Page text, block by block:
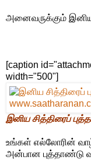
அனைவருக்கும் இனிய
[caption
width="500"]
இனிய சித்திரைப்
உங்கள் எல்லோரின்
அன்பான புத்தாண்டு